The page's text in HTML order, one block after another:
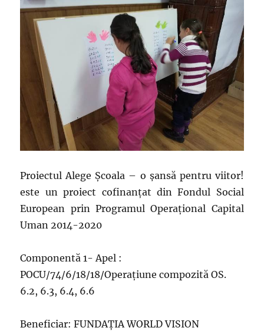
Proiectul Alege Şcoala – o şansă pentru viitor!
este un proiect cofinanţat din Fondul Social
European prin Programul Operaţional Capital
Uman 2014-2020
Componentă 1- Apel :
POCU/74/6/18/18/Operaţiune compozită OS.
6.2, 6.3, 6.4, 6.6
Beneficiar: FUNDAŢIA WORLD VISION